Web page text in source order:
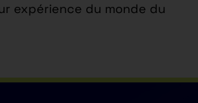
expérience du monde du